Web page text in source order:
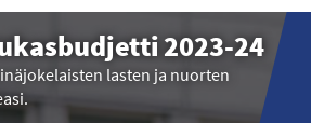
2023-24
lasten ja nuorten